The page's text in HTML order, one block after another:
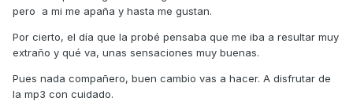
pero a mi me apaña y hasta me gustan.
Por cierto, el día que la probé pensaba que me iba a resultar muy
extraño y qué va, unas sensaciones muy buenas.
Pues nada compañero, buen cambio vas a hacer. A disfrutar de
la mp3 con cuidado.